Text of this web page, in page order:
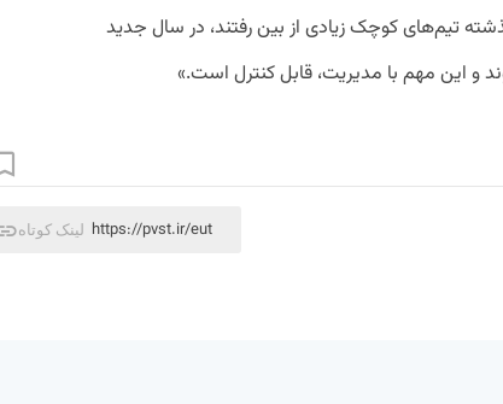
تیم‌های کوچک زیادی از بین رفتند، در سال جدید
و این مهم با مدیریت، قابل کنترل است.»
لینک کوتاه https://pvst.ir/eut